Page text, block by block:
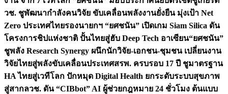
วช. ชูพัฒนากำลังคนวิจัย ขับเคลื่อนพลังงานยั่งยืน มุ่งเป้า Net
Zero ประเทศไทยรองนายกฯ “ยศชนัน” เปิดเกม Siam Silica ดัน
โครงการชิปแห่งชาติ ปั้นไทยสู่ฮับ Deep Tech อาเซียน“ยศชนัน”
ชูพลัง Research Synergy ผนึกนักวิจัย-เอกชน-ชุมชน เปลี่ยนงาน
วิจัยไทยสู่พลังขับเคลื่อนประเทศสรพ. ครบรอบ 17 ปี ชูมาตรฐาน
HA ไทยสู่เวทีโลก ปักหมุด Digital Health ยกระดับระบบสุขภาพ
สู่สากลวช. ดัน “CIBbot” AI ผู้ช่วยกฎหมาย 24 ชั่วโมง ต้นแบบ